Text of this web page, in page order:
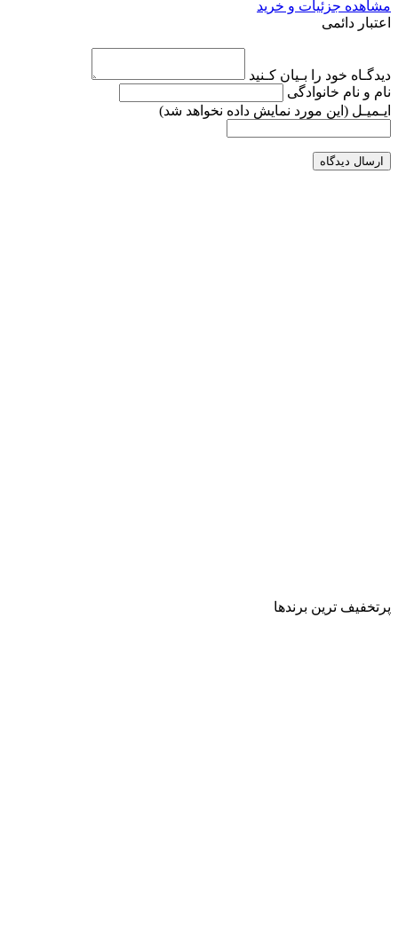
مشاهده جزئیات و خرید
اعتبار دائمی
دیدگـاه خود را بـیان کـنید
نام و نام خانوادگی
ایـمیـل (این مورد نمایش داده نخواهد شد)
ارسال دیدگاه
پرتخفیف ترین برندها